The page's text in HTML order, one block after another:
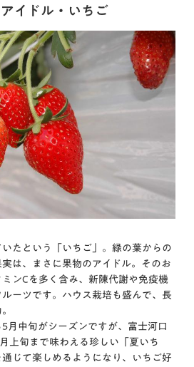
イドル・いちご
たという「いちご」。緑の葉からの
は、まさに果物のアイドル。そのお
ンCを多く含み、新陳代謝や免疫機
ーツです。ハウス栽培も盛んで、長
月中旬がシーズンですが、富士河口
上旬まで味わえる珍しい「夏いち
じて楽しめるようになり、いちご好